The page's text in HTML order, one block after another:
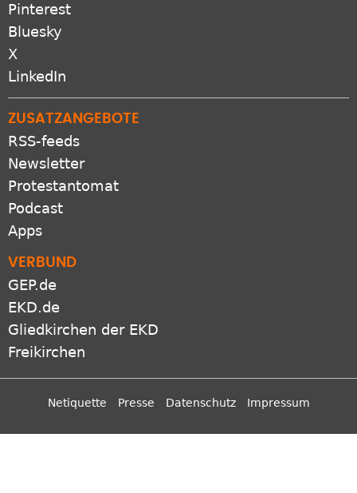
Pinterest
Bluesky
X
LinkedIn
ZUSATZANGEBOTE
RSS-feeds
Newsletter
Protestantomat
Podcast
Apps
VERBUND
GEP.de
EKD.de
Gliedkirchen der EKD
Freikirchen
Netiquette Presse Datenschutz Impressum